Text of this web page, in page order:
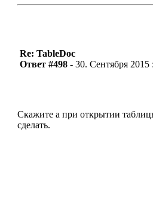
Re: TableDoc
Ответ #498 - 30. Сентября 2015
Скажите а при открытии
сделать.